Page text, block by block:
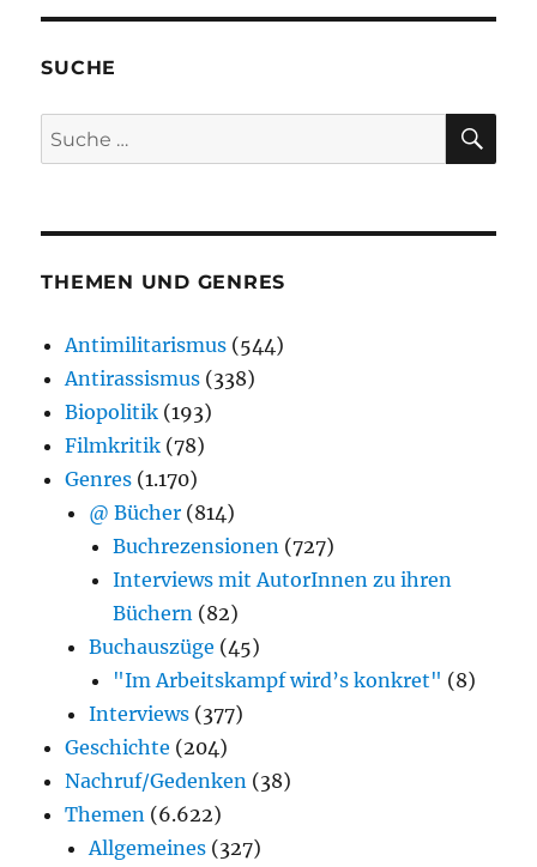
SUCHE
Suche
nach:
THEMEN UND GENRES
Antimilitarismus (544)
Antirassismus (338)
Biopolitik (193)
Filmkritik (78)
Genres (1.170)
@ Bücher (814)
Buchrezensionen (727)
Interviews mit AutorInnen zu ihren
Büchern (82)
Buchauszüge (45)
"Im Arbeitskampf wird’s konkret" (8)
Interviews (377)
Geschichte (204)
Nachruf/Gedenken (38)
Themen (6.622)
Allgemeines (327)